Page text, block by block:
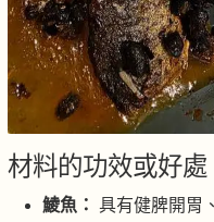
材料的功效或好處
鯪魚： 具有健脾開胃